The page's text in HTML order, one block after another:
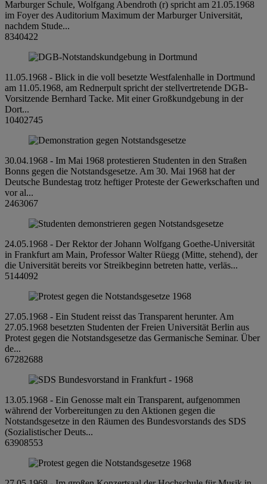
Marburger Schule, Wolfgang Abendroth (r) spricht am 21.05.1968
im Foyer des Auditorium Maximum der Marburger Universität,
nachdem Stude...
8340422
11.05.1968 - Blick in die voll besetzte Westfalenhalle in Dortmund
am 11.05.1968, am Rednerpult spricht der stellvertretende DGB-
Vorsitzende Bernhard Tacke. Mit einer Großkundgebung in der
Dort...
10402745
30.04.1968 - Im Mai 1968 protestieren Studenten in den Straßen
Bonns gegen die Notstandsgesetze. Am 30. Mai 1968 hat der
Deutsche Bundestag trotz heftiger Proteste der Gewerkschaften und
vor al...
2463067
24.05.1968 - Der Rektor der Johann Wolfgang Goethe-Universität
in Frankfurt am Main, Professor Walter Rüegg (Mitte, stehend), der
die Universität bereits vor Streikbeginn betreten hatte, verläs...
5144092
27.05.1968 - Ein Student reisst das Transparent herunter. Am
27.05.1968 besetzten Studenten der Freien Universität Berlin aus
Protest gegen die Notstandsgesetze das Germanische Seminar. Über
de...
67282688
13.05.1968 - Ein Genosse malt ein Transparent, aufgenommen
während der Vorbereitungen zu den Aktionen gegen die
Notstandsgesetze in den Räumen des Bundesvorstands des SDS
(Sozialistischer Deuts...
63908553